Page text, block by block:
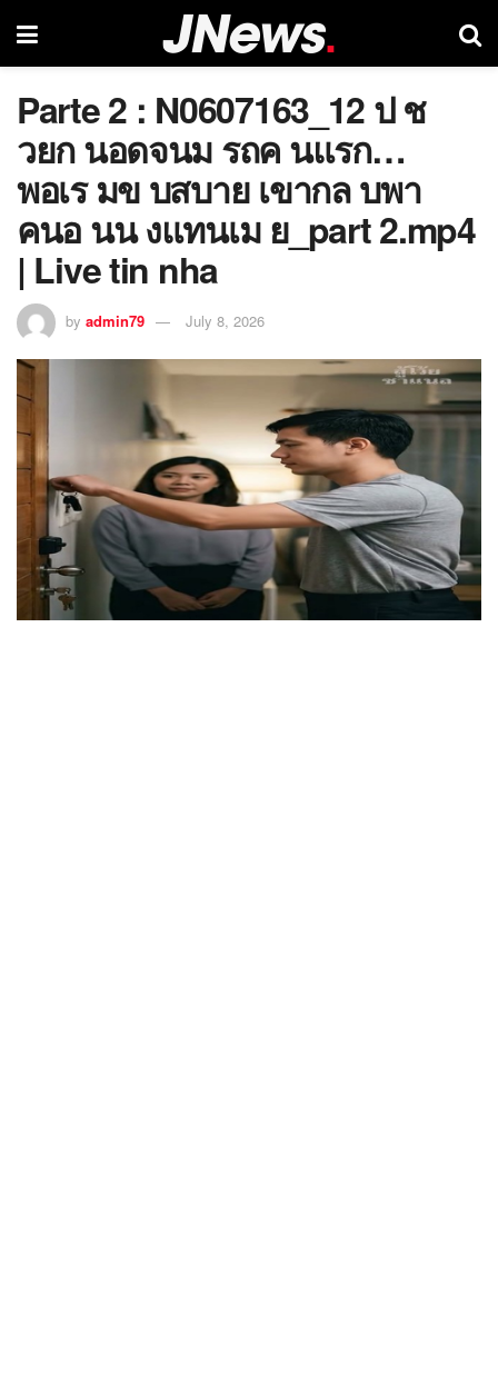
Parte 2 : N0607163_12 ป ช
วยก นอดจนม รถค นแรก…
พอเร มข บสบาย เขากล บพา
คนอ นน งแทนเม ย_part 2.mp4
| Live tin nha
by admin79 July 8, 2026